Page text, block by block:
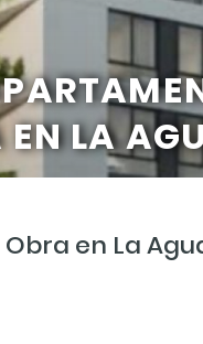
EN LA
en La